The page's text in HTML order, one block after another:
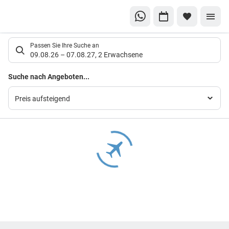
Suchlistenseite
Passen Sie Ihre Suche an
09.08.26 – 07.08.27, 2 Erwachsene
Suche nach Angeboten...
Preis aufsteigend